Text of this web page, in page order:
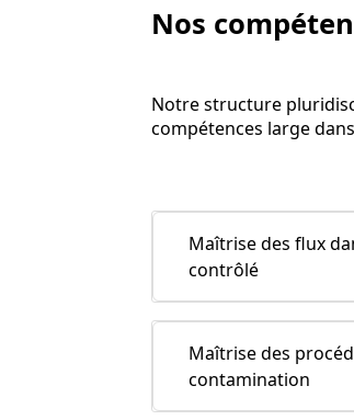
Nos
Notre structure
compétences large
Maîtrise des flux
contrôlé
Maîtrise des
contamination